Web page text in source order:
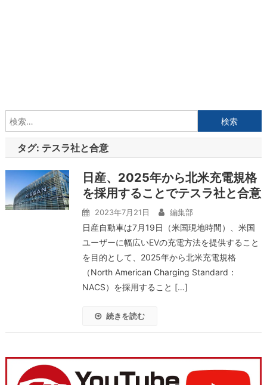
索:
タグ: テスラ社と合意
日産、2025年から北米充電規格
を採用することでテスラ社と合意
2023年7月21日 編集部
日産自動車は7月19日（米国現地時間）、米国
ユーザーに幅広いEVの充電方法を提供すること
を目的として、2025年から北米充電規格
（North American Charging Standard：
NACS）を採用すること […]
続きを読む